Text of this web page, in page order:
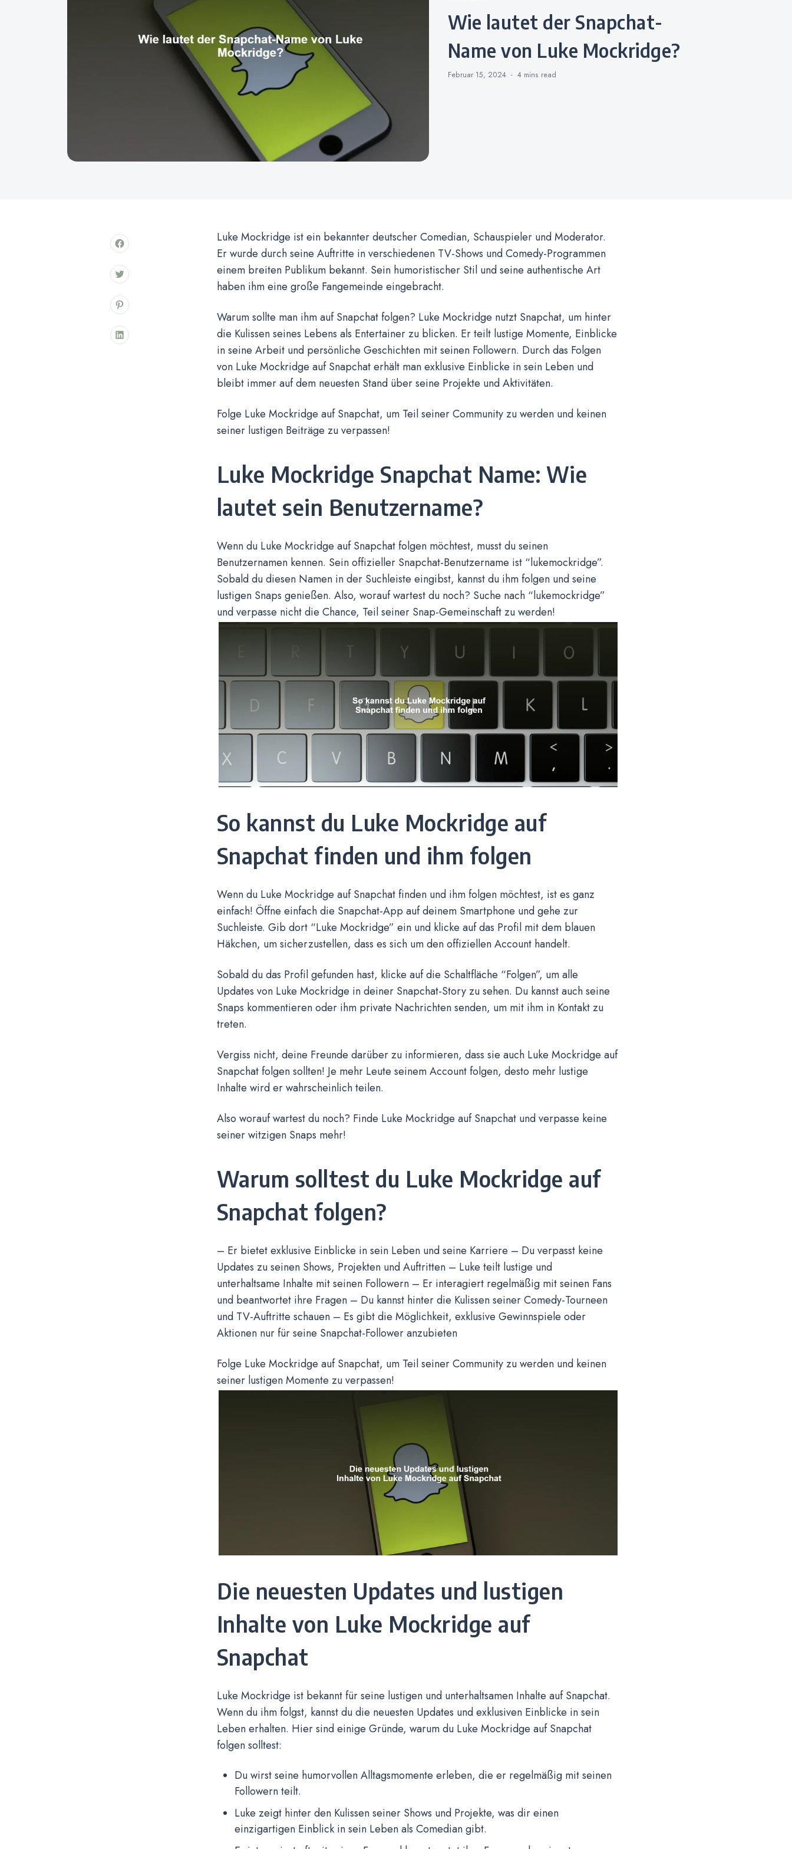
Wie lautet der Snapchat-
Name von Luke Mockridge?
Februar 15, 2024 4 mins read
Luke Mockridge ist ein bekannter deutscher Comedian, Schauspieler und Moderator.
Er wurde durch seine Auftritte in verschiedenen TV-Shows und Comedy-Programmen
einem breiten Publikum bekannt. Sein humoristischer Stil und seine authentische Art
haben ihm eine große Fangemeinde eingebracht.
Warum sollte man ihm auf Snapchat folgen? Luke Mockridge nutzt Snapchat, um hinter
die Kulissen seines Lebens als Entertainer zu blicken. Er teilt lustige Momente, Einblicke
in seine Arbeit und persönliche Geschichten mit seinen Followern. Durch das Folgen
von Luke Mockridge auf Snapchat erhält man exklusive Einblicke in sein Leben und
bleibt immer auf dem neuesten Stand über seine Projekte und Aktivitäten.
Folge Luke Mockridge auf Snapchat, um Teil seiner Community zu werden und keinen
seiner lustigen Beiträge zu verpassen!
Luke Mockridge Snapchat Name: Wie
lautet sein Benutzername?
Wenn du Luke Mockridge auf Snapchat folgen möchtest, musst du seinen
Benutzernamen kennen. Sein offizieller Snapchat-Benutzername ist “lukemockridge”.
Sobald du diesen Namen in der Suchleiste eingibst, kannst du ihm folgen und seine
lustigen Snaps genießen. Also, worauf wartest du noch? Suche nach “lukemockridge”
und verpasse nicht die Chance, Teil seiner Snap-Gemeinschaft zu werden!
So kannst du Luke Mockridge auf
Snapchat finden und ihm folgen
Wenn du Luke Mockridge auf Snapchat finden und ihm folgen möchtest, ist es ganz
einfach! Öffne einfach die Snapchat-App auf deinem Smartphone und gehe zur
Suchleiste. Gib dort “Luke Mockridge” ein und klicke auf das Profil mit dem blauen
Häkchen, um sicherzustellen, dass es sich um den offiziellen Account handelt.
Sobald du das Profil gefunden hast, klicke auf die Schaltfläche “Folgen”, um alle
Updates von Luke Mockridge in deiner Snapchat-Story zu sehen. Du kannst auch seine
Snaps kommentieren oder ihm private Nachrichten senden, um mit ihm in Kontakt zu
treten.
Vergiss nicht, deine Freunde darüber zu informieren, dass sie auch Luke Mockridge auf
Snapchat folgen sollten! Je mehr Leute seinem Account folgen, desto mehr lustige
Inhalte wird er wahrscheinlich teilen.
Also worauf wartest du noch? Finde Luke Mockridge auf Snapchat und verpasse keine
seiner witzigen Snaps mehr!
Warum solltest du Luke Mockridge auf
Snapchat folgen?
– Er bietet exklusive Einblicke in sein Leben und seine Karriere – Du verpasst keine
Updates zu seinen Shows, Projekten und Auftritten – Luke teilt lustige und
unterhaltsame Inhalte mit seinen Followern – Er interagiert regelmäßig mit seinen Fans
und beantwortet ihre Fragen – Du kannst hinter die Kulissen seiner Comedy-Tourneen
und TV-Auftritte schauen – Es gibt die Möglichkeit, exklusive Gewinnspiele oder
Aktionen nur für seine Snapchat-Follower anzubieten
Folge Luke Mockridge auf Snapchat, um Teil seiner Community zu werden und keinen
seiner lustigen Momente zu verpassen!
Die neuesten Updates und lustigen
Inhalte von Luke Mockridge auf
Snapchat
Luke Mockridge ist bekannt für seine lustigen und unterhaltsamen Inhalte auf Snapchat.
Wenn du ihm folgst, kannst du die neuesten Updates und exklusiven Einblicke in sein
Leben erhalten. Hier sind einige Gründe, warum du Luke Mockridge auf Snapchat
folgen solltest:
Du wirst seine humorvollen Alltagsmomente erleben, die er regelmäßig mit seinen
Followern teilt.
Luke zeigt hinter den Kulissen seiner Shows und Projekte, was dir einen
einzigartigen Einblick in sein Leben als Comedian gibt.